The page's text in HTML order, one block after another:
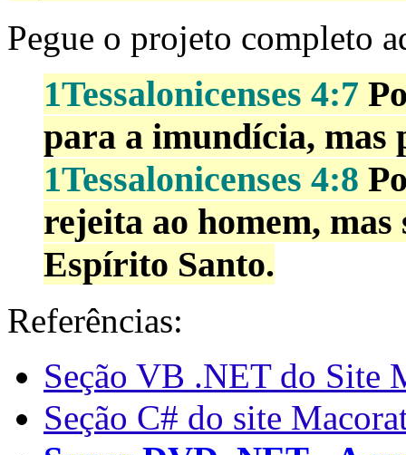
Pegue o projeto completo
1Tessalonicenses 4:7
para a imundícia, mas
1Tessalonicenses 4:8
rejeita ao homem, mas
Espírito Santo.
Referências:
Seção VB .NET do Site
Seção C# do site